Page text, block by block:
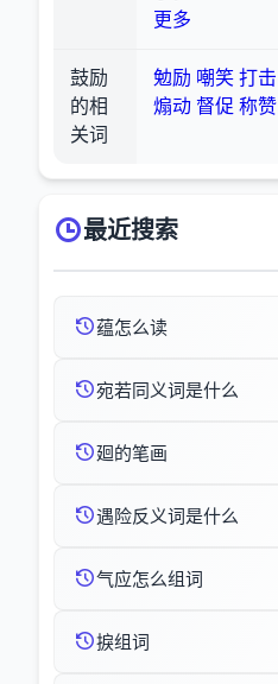
更多
鼓励
的相
关词
勉励 嘲笑 打击
煽动 督促 称赞
最近搜索
蕴怎么读
宛若同义词是什么
廻的笔画
遇险反义词是什么
气应怎么组词
捩组词